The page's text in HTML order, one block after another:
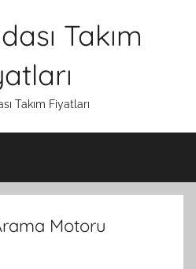
Takım
Takım Fiyatları
Motoru